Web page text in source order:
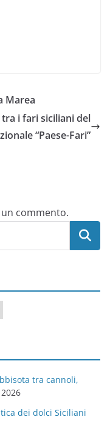
Marea
i fari siciliani del
“Paese-Fari”
commento.
tra cannoli,
dei dolci Siciliani